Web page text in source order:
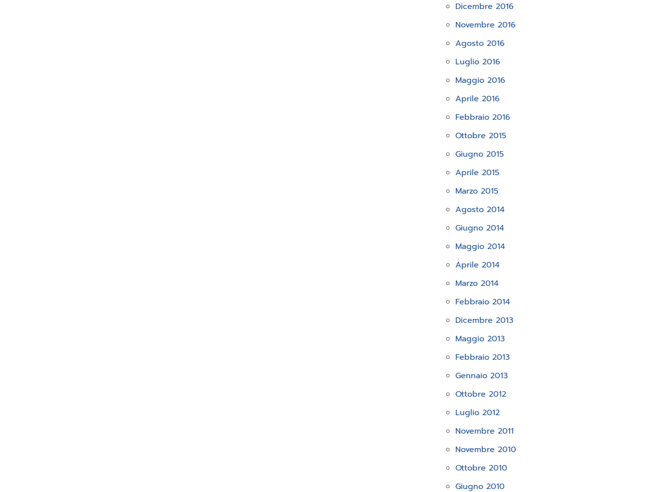
Dicembre 2016
Novembre 2016
Agosto 2016
Luglio 2016
Maggio 2016
Aprile 2016
Febbraio 2016
Ottobre 2015
Giugno 2015
Aprile 2015
Marzo 2015
Agosto 2014
Giugno 2014
Maggio 2014
Aprile 2014
Marzo 2014
Febbraio 2014
Dicembre 2013
Maggio 2013
Febbraio 2013
Gennaio 2013
Ottobre 2012
Luglio 2012
Novembre 2011
Novembre 2010
Ottobre 2010
Giugno 2010